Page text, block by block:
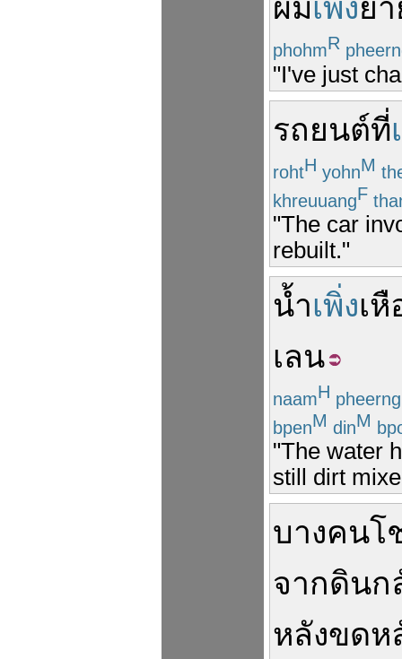
ผมเพิ่งย้
phohmR
"I've just
รถยนต์ที่
rohtH yohnM
khreuuangF
"The car
rebuilt."
น้ำเพิ่งเ
เลน
naamH pheerng
bpenM dinM
"The water
still dirt
บางคนโ
จากดินก
หลังขดห